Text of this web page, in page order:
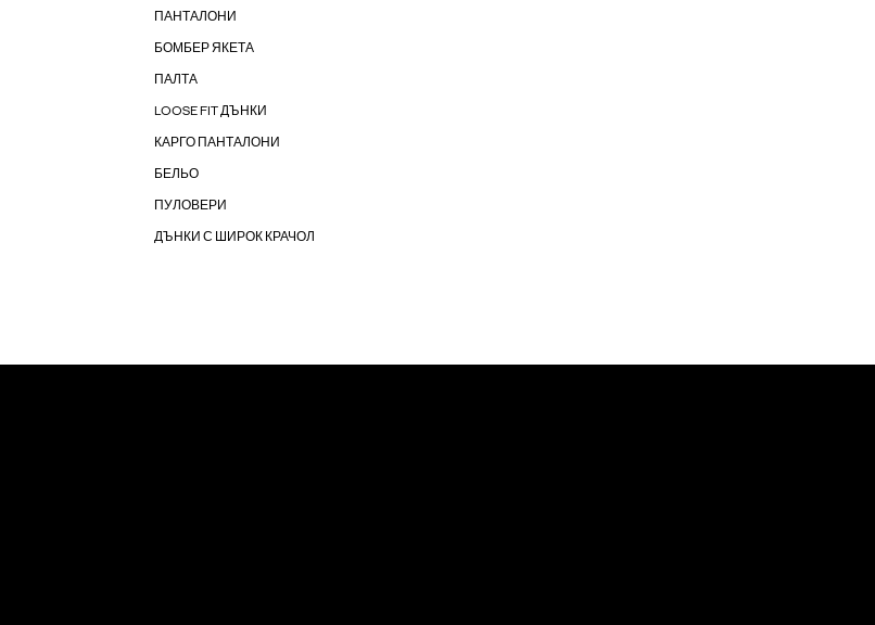
ПАНТАЛОНИ
БОМБЕР ЯКЕТА
ПАЛТА
LOOSE FIT ДЪНКИ
КАРГО ПАНТАЛОНИ
БЕЛЬО
ПУЛОВЕРИ
ДЪНКИ С ШИРОК КРАЧОЛ